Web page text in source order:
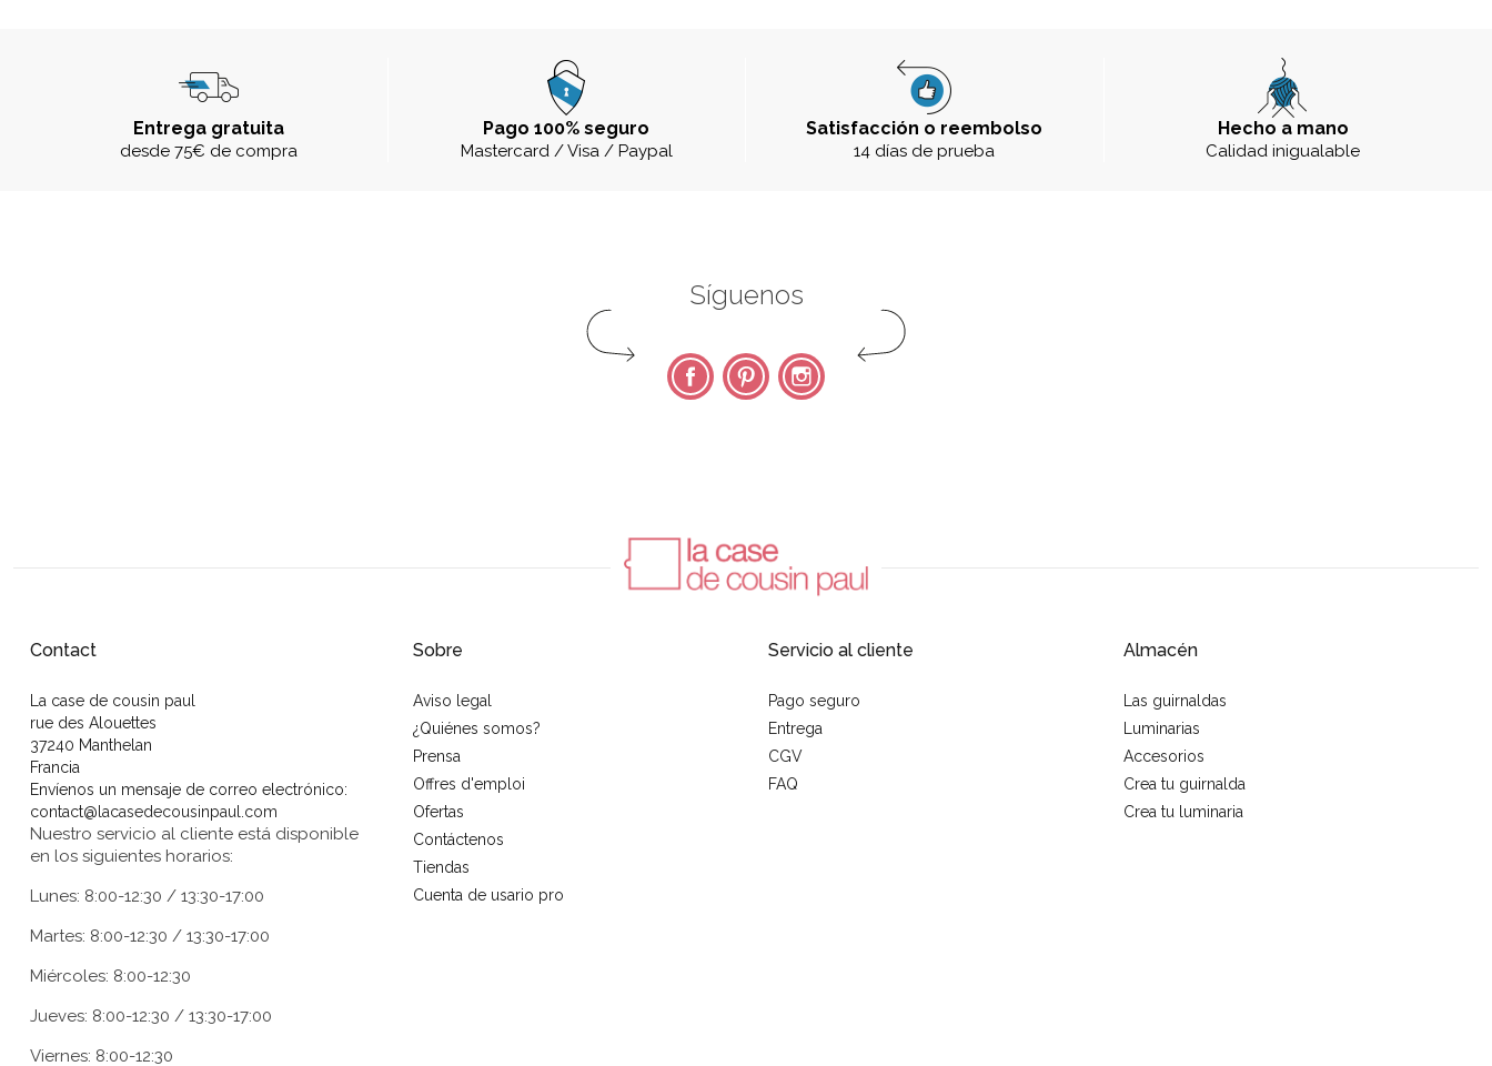
Entrega gratuita
desde 75€ de compra
Pago 100% seguro
Mastercard / Visa / Paypal
Satisfacción o reembolso
14 días de prueba
Hecho a mano
Calidad inigualable
Síguenos
FacebookPinterest Instagram
Contact
La case de cousin paul
rue des Alouettes
37240 Manthelan
Francia
Envíenos un mensaje de correo electrónico:
contact@lacasedecousinpaul.com
Nuestro servicio al cliente está disponible
en los siguientes horarios:
Lunes: 8:00-12:30 / 13:30-17:00
Martes: 8:00-12:30 / 13:30-17:00
Miércoles: 8:00-12:30
Jueves: 8:00-12:30 / 13:30-17:00
Viernes: 8:00-12:30
Sobre
Aviso legal
¿Quiénes somos?
Prensa
Offres d'emploi
Ofertas
Contáctenos
Tiendas
Cuenta de usario pro
Servicio al cliente
Pago seguro
Entrega
CGV
FAQ
Almacén
Las guirnaldas
Luminarias
Accesorios
Crea tu guirnalda
Crea tu luminaria